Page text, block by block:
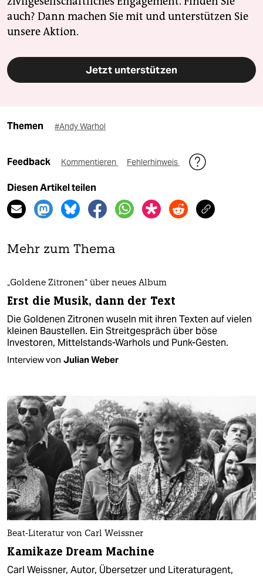
auch? Dann machen Sie mit und unterstützen Sie
unsere Aktion.
Jetzt unterstützen
Themen #Andy Warhol
Feedback Kommentieren Fehlerhinweis
Diesen Artikel teilen
Mehr zum Thema
„Goldene Zitronen“ über neues Album
Erst die Musik, dann der Text
Die Goldenen Zitronen wuseln mit ihren Texten auf vielen
kleinen Baustellen. Ein Streitgespräch über böse
Investoren, Mittelstands-Warhols und Punk-Gesten.
Interview von Julian Weber